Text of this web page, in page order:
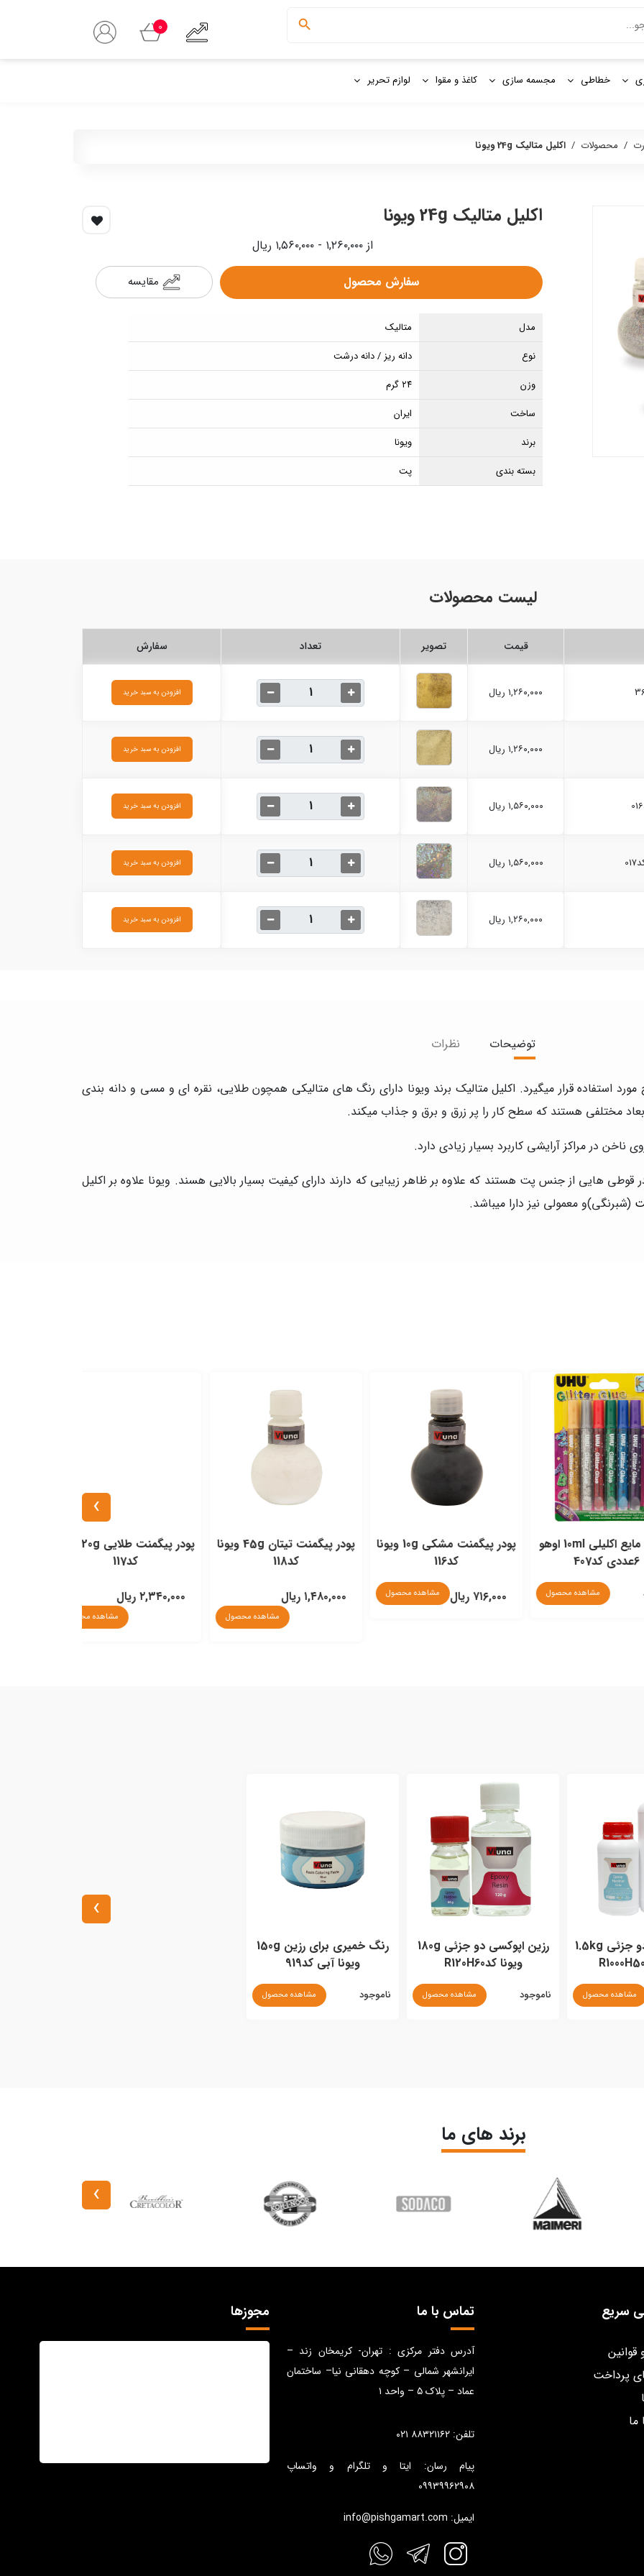
0
خطاطی مجسمه سازی کاغذ و مقوا لوازم تحریر
/ محصولات / اکلیل متالیک 24g ويونا
اکلیل متالیک 24g ويونا
از ۱,۲۶۰,۰۰۰ - ۱,۵۶۰,۰۰۰ ریال
سفارش محصول مقایسه
مدل
متالیک
نوع
دانه ریز / دانه درشت
وزن
۲۴ گرم
ساخت
ایران
برند
ویونا
بسته بندی
پت
لیست محصولات
قیمت تصویر تعداد سفارش
۱,۲۶۰,۰۰۰ ریال افزودن به سبد خرید
۱,۲۶۰,۰۰۰ ریال افزودن به سبد خرید
۱,۵۶۰,۰۰۰ ریال افزودن به سبد خرید
۱,۵۶۰,۰۰۰ ریال افزودن به سبد خرید
۱,۲۶۰,۰۰۰ ریال افزودن به سبد خرید
توضیحات نظرات
استفاده قرار میگیرد. اکلیل متالیک برند ویونا دارای رنگ های متالیکی همچون طلایی، نقره ای و مسی و دانه بندی
مختلفی هستند که سطح کار را پر زرق و برق و جذاب میکند.
در مراکز آرایشی کاربرد بسیار زیادی دارد.
ویونا دارای بسته بندی های ۲۴ گرمی در قوطی هایی از جنس پت هستند که علاوه بر ظاهر زیبایی که دارند دارای کیفیت بسیار بالایی هسند. ویونا علاوه بر اکلیل
(شبرنگی)و معمولی نیز دارا میباشد.
چسب مایع اکلیلی 10ml اوهو
مشاهده محصول
پودر پیگمنت مشکی 10g ویونا
۷۱۶,۰۰۰ ریال
مشاهده محصول
پودر پیگمنت تیتان 45g ویونا
۱,۴۸۰,۰۰۰ ریال
مشاهده محصول
پودر پیگمنت طلایی 20g ویونا
۲,۳۴۰,۰۰۰ ریال
مشاهده محصول
›
رزین اپوکسی دو جزئی 1.5kg
مشاهده محصول
رزین اپوکسی دو جزئی 180g
ویونا کدR120H60
ناموجود مشاهده محصول
رنگ خمیری برای رزین 150g
ویونا آبی کد919
ناموجود مشاهده محصول
›
برند های ما
›
سریع
پرداخت
ما
تماس با ما
آدرس دفتر مرکزی : تهران- کریمخان زند –
ایرانشهر شمالی – کوچه دهقانی نیا– ساختمان
عماد – پلاک ۵ – واحد ۱
تلفن: ۸۸۳۲۱۱۶۲ ۰۲۱
پیام رسان: ایتا و تلگرام و واتساپ
۰۹۹۳۹۹۶۲۹۰۸
ایمیل: info@pishgamart.com
مجوزها